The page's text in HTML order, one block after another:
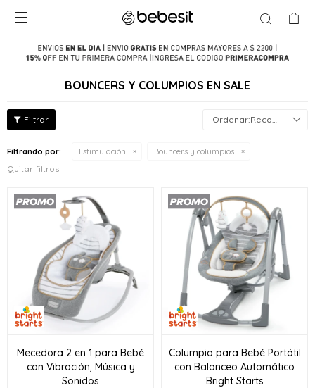

BOUNCERS Y COLUMPIOS EN SALE
Recomendados
Filtrando por: Estimulación Bouncers y columpios
Quitar filtros
Mecedora 2 en 1 para Bebé
con Vibración, Música y
Sonidos
Columpio para Bebé Portátil
con Balanceo Automático
Bright Starts